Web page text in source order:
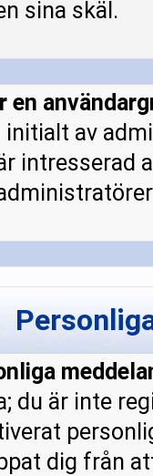
sina skäl.
en
av
intresserad
du är inte
dig från